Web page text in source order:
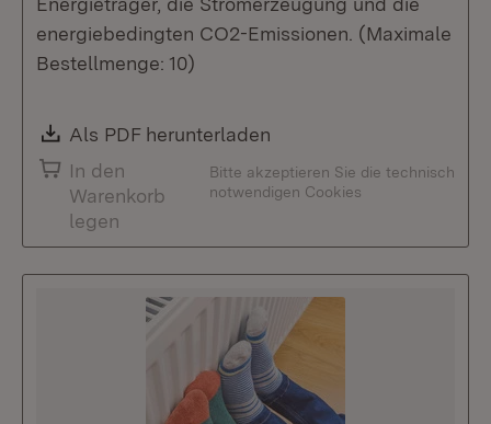
energiebedingten CO2-Emissionen. (Maximale
Bestellmenge: 10)
Download:
Als PDF herunterladen
In den
Warenkorb
legen
Bitte akzeptieren Sie die technisch
notwendigen Cookies